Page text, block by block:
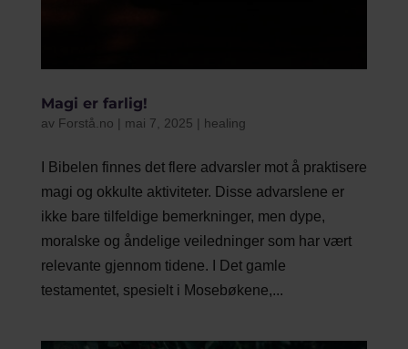
Magi er farlig!
av Forstå.no | mai 7, 2025 | healing
I Bibelen finnes det flere advarsler mot å praktisere
magi og okkulte aktiviteter. Disse advarslene er
ikke bare tilfeldige bemerkninger, men dype,
moralske og åndelige veiledninger som har vært
relevante gjennom tidene. I Det gamle
testamentet, spesielt i Mosebøkene,...